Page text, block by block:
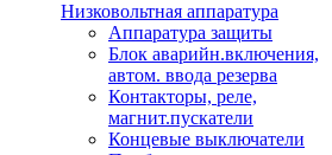
Низковольтная аппаратура
Аппаратура защиты
Блок аварийн.включения,
автом. ввода резерва
Контакторы, реле,
магнит.пускатели
Концевые выключатели